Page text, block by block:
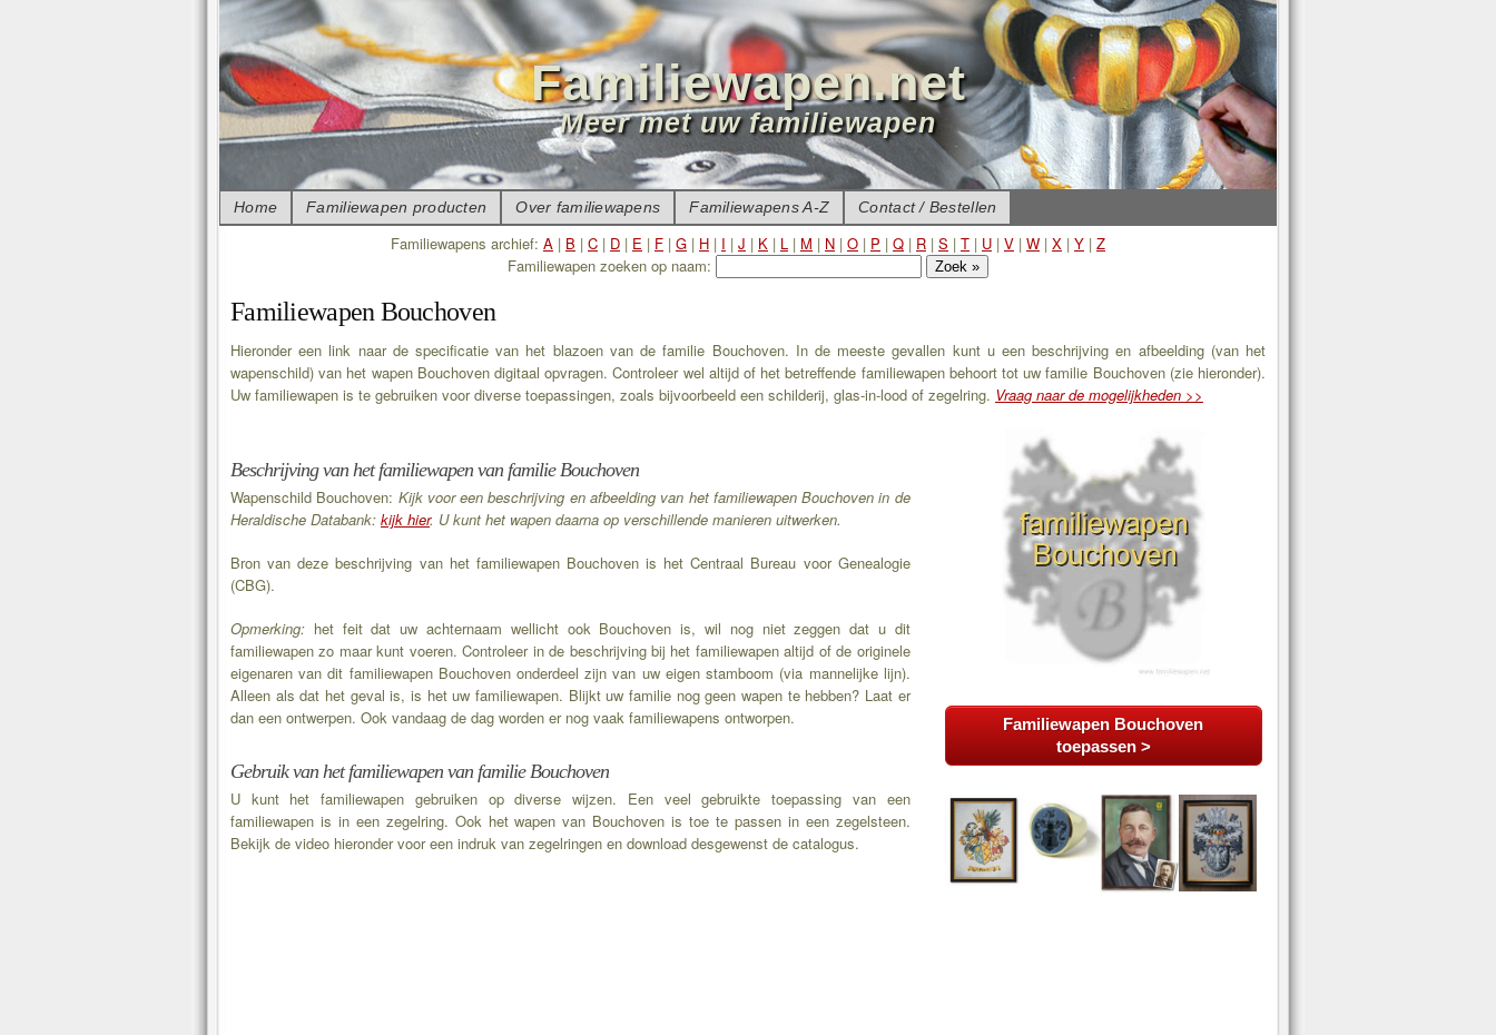
Familiewapens archief: A | B | C | D | E | F | G | H | I | J | K | L | M | N | O | P | Q | R | S | T | U | V | W | X | Y | Z
Familiewapen zoeken op naam:
Familiewapen Bouchoven
Hieronder een link naar de specificatie van het blazoen van de familie Bouchoven. In de meeste gevallen kunt u een beschrijving en afbeelding (van het
wapenschild) van het wapen Bouchoven digitaal opvragen. Controleer wel altijd of het betreffende familiewapen behoort tot uw familie Bouchoven (zie hieronder).
Uw familiewapen is te gebruiken voor diverse toepassingen, zoals bijvoorbeeld een schilderij, glas-in-lood of zegelring. Vraag naar de mogelijkheden >>
Beschrijving van het familiewapen van familie Bouchoven
Wapenschild Bouchoven: Kijk voor een beschrijving en afbeelding van het familiewapen Bouchoven in de
Heraldische Databank: kijk hier. U kunt het wapen daarna op verschillende manieren uitwerken.
Bron van deze beschrijving van het familiewapen Bouchoven is het Centraal Bureau voor Genealogie
(CBG).
Opmerking: het feit dat uw achternaam wellicht ook Bouchoven is, wil nog niet zeggen dat u dit
familiewapen zo maar kunt voeren. Controleer in de beschrijving bij het familiewapen altijd of de originele
eigenaren van dit familiewapen Bouchoven onderdeel zijn van uw eigen stamboom (via mannelijke lijn).
Alleen als dat het geval is, is het uw familiewapen. Blijkt uw familie nog geen wapen te hebben? Laat er
dan een ontwerpen. Ook vandaag de dag worden er nog vaak familiewapens ontworpen.
Gebruik van het familiewapen van familie Bouchoven
U kunt het familiewapen gebruiken op diverse wijzen. Een veel gebruikte toepassing van een
familiewapen is in een zegelring. Ook het wapen van Bouchoven is toe te passen in een zegelsteen.
Bekijk de video hieronder voor een indruk van zegelringen en download desgewenst de catalogus.
Familiewapen Bouchoven
toepassen >
Home Familiewapen producten Over familiewapens Familiewapens A-Z Contact / Bestellen
Familiewapen.net
Meer met uw familiewapen